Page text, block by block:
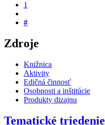
1
#
Zdroje
Knižnica
Aktivity
Edičná činnosť
Osobnosti a inštitúcie
Produkty dizajnu
Tematické triedenie